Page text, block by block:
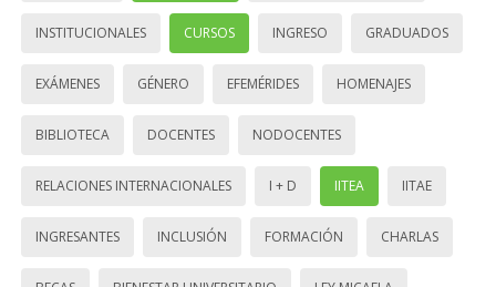
INSTITUCIONALES CURSOS INGRESO GRADUADOS
EXÁMENES GÉNERO EFEMÉRIDES HOMENAJES
BIBLIOTECA DOCENTES NODOCENTES
RELACIONES INTERNACIONALES I + D IITEA IITAE
INGRESANTES INCLUSIÓN FORMACIÓN CHARLAS